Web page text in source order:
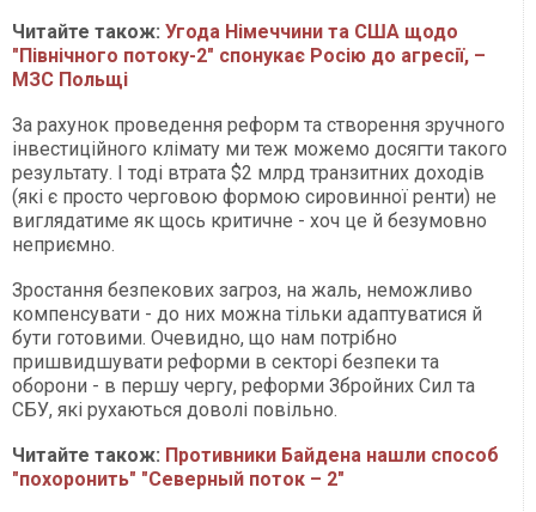
Читайте також: Угода Німеччини та США щодо
"Північного потоку-2" спонукає Росію до агресії, –
МЗС Польщі
За рахунок проведення реформ та створення зручного
інвестиційного клімату ми теж можемо досягти такого
результату. І тоді втрата $2 млрд транзитних доходів
(які є просто черговою формою сировинної ренти) не
виглядатиме як щось критичне - хоч це й безумовно
неприємно.
Зростання безпекових загроз, на жаль, неможливо
компенсувати - до них можна тільки адаптуватися й
бути готовими. Очевидно, що нам потрібно
пришвидшувати реформи в секторі безпеки та
оборони - в першу чергу, реформи Збройних Сил та
СБУ, які рухаються доволі повільно.
Читайте також: Противники Байдена нашли способ
"похоронить" "Северный поток – 2"